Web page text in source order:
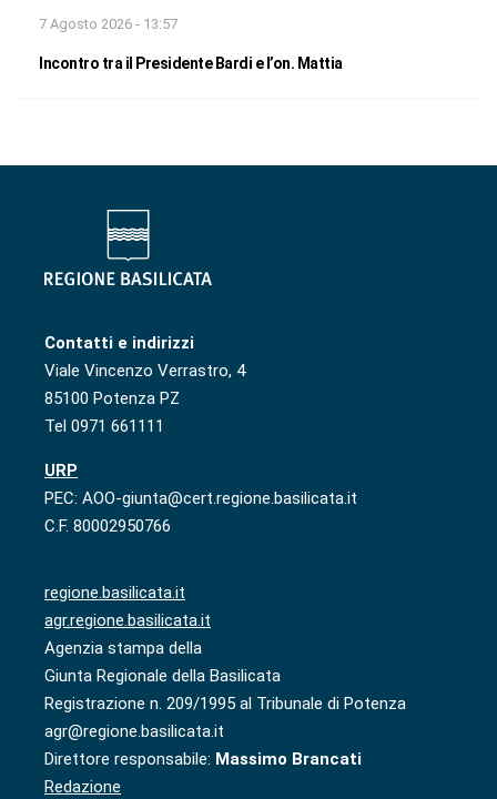
7 Agosto 2026 - 13:57
Incontro tra il Presidente Bardi e l’on. Mattia
Contatti e indirizzi
Viale Vincenzo Verrastro, 4
85100 Potenza PZ
Tel 0971 661111
URP
PEC: AOO-giunta@cert.regione.basilicata.it
C.F. 80002950766
regione.basilicata.it
agr.regione.basilicata.it
Agenzia stampa della
Giunta Regionale della Basilicata
Registrazione n. 209/1995 al Tribunale di Potenza
agr@regione.basilicata.it
Direttore responsabile: Massimo Brancati
Redazione